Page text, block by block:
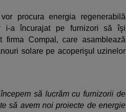
procura energia regenerabilă
i-a încurajat pe furnizori să îşi
firma Compal, care asamblează
solare pe acoperişul uzinelor
să lucrăm cu furnizorii de
să avem noi proiecte de energie